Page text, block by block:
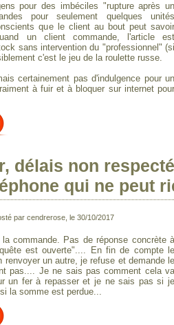
pour des imbéciles "rupture après un
pour seulement quelques unités
que le client au bout peut savoir
un client commande, l'article est
sans intervention du "professionnel" (si
c'est le jeu de la roulette russe.
certainement pas d'indulgence pour un
à fuir et à bloquer sur internet pour
délais non
qui ne peut
par cendrerose, le 30/10/2017
commande. Pas de réponse concrète à
est ouverte".... En fin de compte le
un autre, je refuse et demande le
pas.... Je ne sais pas comment cela va
un fer à repasser et je ne sais pas si je
la somme est perdue...